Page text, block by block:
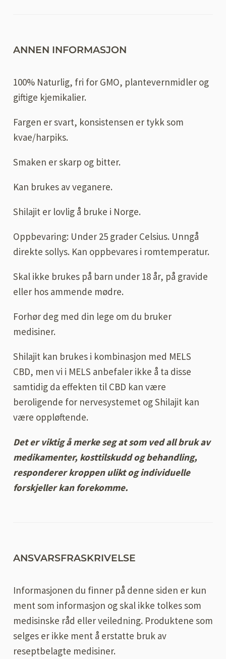
ANNEN INFORMASJON
100% Naturlig, fri for GMO, plantevernmidler og
giftige kjemikalier.
Fargen er svart, konsistensen er tykk som
kvae/harpiks.
Smaken er skarp og bitter.
Kan brukes av veganere.
Shilajit er lovlig å bruke i Norge.
Oppbevaring: Under 25 grader Celsius. Unngå
direkte sollys. Kan oppbevares i romtemperatur.
Skal ikke brukes på barn under 18 år, på gravide
eller hos ammende mødre.
Forhør deg med din lege om du bruker
medisiner.
Shilajit kan brukes i kombinasjon med MELS
CBD, men vi i MELS anbefaler ikke å ta disse
samtidig da effekten til CBD kan være
beroligende for nervesystemet og Shilajit kan
være oppløftende.
Det er viktig å merke seg at som ved all bruk av
medikamenter, kosttilskudd og behandling,
responderer kroppen ulikt og individuelle
forskjeller kan forekomme.
ANSVARSFRASKRIVELSE
Informasjonen du finner på denne siden er kun
ment som informasjon og skal ikke tolkes som
medisinske råd eller veiledning. Produktene som
selges er ikke ment å erstatte bruk av
reseptbelagte medisiner.